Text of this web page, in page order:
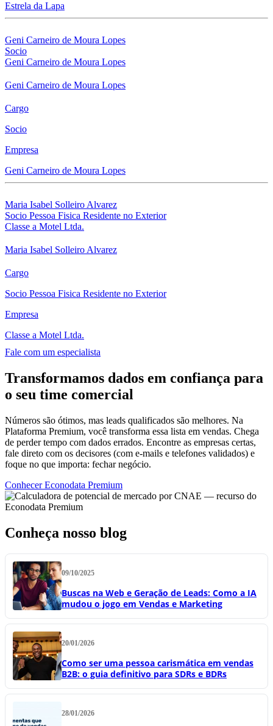
Estrela da Lapa
Geni Carneiro de Moura Lopes
Socio
Geni Carneiro de Moura Lopes
Geni Carneiro de Moura Lopes
Cargo
Socio
Empresa
Geni Carneiro de Moura Lopes
Maria Isabel Solleiro Alvarez
Socio Pessoa Fisica Residente no Exterior
Classe a Motel Ltda.
Maria Isabel Solleiro Alvarez
Cargo
Socio Pessoa Fisica Residente no Exterior
Empresa
Classe a Motel Ltda.
Fale com um especialista
Transformamos dados em confiança para
o seu time comercial
Números são ótimos, mas leads qualificados são melhores. Na
Plataforma Premium, você transforma essa lista em vendas. Chega
de perder tempo com dados errados. Encontre as empresas certas,
fale direto com os decisores (com e-mails e telefones validados) e
foque no que importa: fechar negócio.
Conhecer Econodata Premium
Conheça nosso blog
09/10/2025
Buscas na Web e Geração de Leads: Como a IA
mudou o jogo em Vendas e Marketing
20/01/2026
Como ser uma pessoa carismática em vendas
B2B: o guia definitivo para SDRs e BDRs
28/01/2026